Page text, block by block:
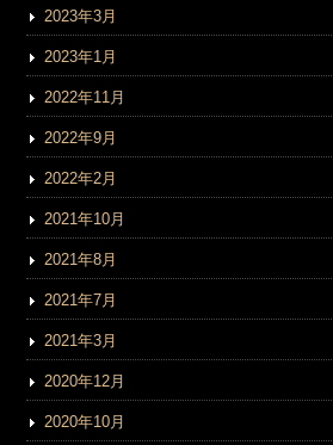
2023年3月
2023年1月
2022年11月
2022年9月
2022年2月
2021年10月
2021年8月
2021年7月
2021年3月
2020年12月
2020年10月